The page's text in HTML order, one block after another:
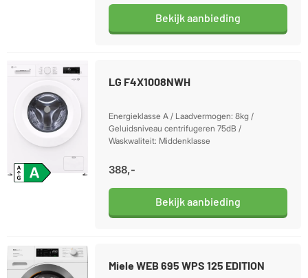
Bekijk aanbieding
LG F4X1008NWH
Energieklasse A / Laadvermogen: 8kg /
Geluidsniveau centrifugeren 75dB /
Waskwaliteit: Middenklasse
388,-
Bekijk aanbieding
Miele WEB 695 WPS 125 EDITION